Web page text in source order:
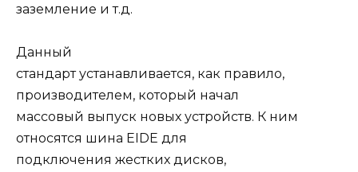
заземление и т.д.
Данный
стандарт устанавливается, как правило,
производителем, который начал
массовый выпуск новых устройств. К ним
относятся шина ЕIDE для
подключения жестких дисков,